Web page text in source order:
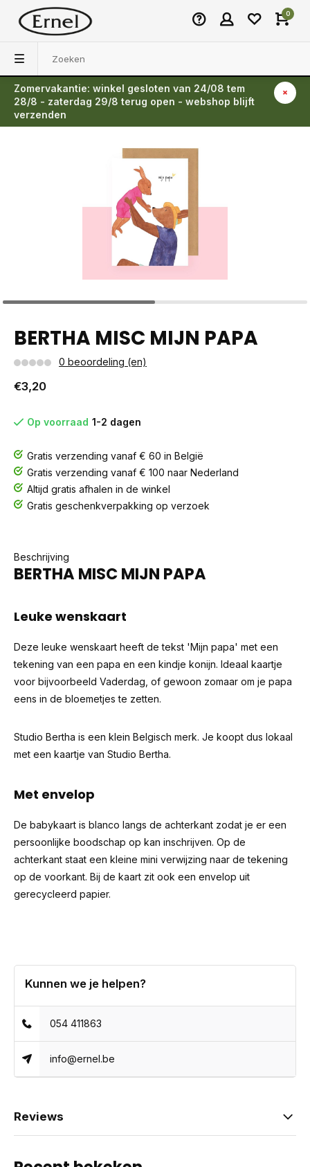
0
Zomervakantie: winkel gesloten van 24/08 tem
28/8 - zaterdag 29/8 terug open - webshop blijft
verzenden
Terug
BERTHA MISC MIJN PAPA
0 beoordeling (en)
€3,20
Op voorraad 1-2 dagen
Gratis verzending vanaf € 60 in België
Gratis verzending vanaf € 100 naar Nederland
Altijd gratis afhalen in de winkel
Gratis geschenkverpakking op verzoek
Beschrijving
BERTHA MISC MIJN PAPA
Leuke wenskaart
Deze leuke wenskaart heeft de tekst 'Mijn papa' met een
tekening van een papa en een kindje konijn. Ideaal kaartje
voor bijvoorbeeld Vaderdag, of gewoon zomaar om je papa
eens in de bloemetjes te zetten.
Studio Bertha is een klein Belgisch merk. Je koopt dus lokaal
met een kaartje van Studio Bertha.
Met envelop
De babykaart is blanco langs de achterkant zodat je er een
persoonlijke boodschap op kan inschrijven. Op de
achterkant staat een kleine mini verwijzing naar de tekening
op de voorkant. Bij de kaart zit ook een envelop uit
gerecycleerd papier.
Kunnen we je helpen?
054 411863
info@ernel.be
Reviews